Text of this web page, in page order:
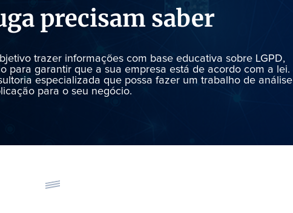
precisam saber
trazer informações com base educativa sobre LGPD,
para garantir que a sua empresa está de acordo com a lei.
especializada que possa fazer um trabalho de análise
para o seu negócio.